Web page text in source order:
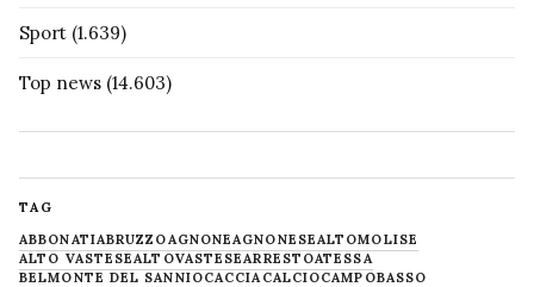
Sport (1.639)
Top news (14.603)
TAG
ABBONATIABRUZZOAGNONEAGNONESEALTOMOLISE
ALTO VASTESEALTOVASTESEARRESTOATESSA
BELMONTE DEL SANNIOCACCIACALCIOCAMPOBASSO